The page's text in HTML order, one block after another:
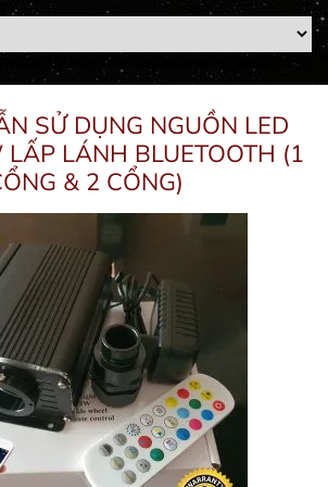
SỬ DỤNG NGUỒN LED
LÁNH BLUETOOTH (1
& 2 CỔNG)